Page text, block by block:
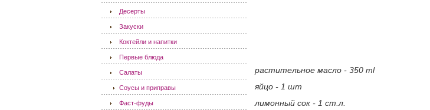
Десерты
Закуски
Коктейли и напитки
Первые блюда
Салаты
Соусы и приправы
Фаст-фуды
растительное масло - 350 ml
яйцо - 1 шт
лимонный сок - 1 ст.л.